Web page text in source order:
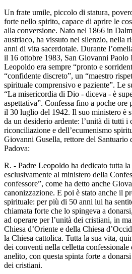
Un frate umile, piccolo di statura,
forte nello spirito, capace di aprire le
alla conversione. Nato nel 1866 in
austriaco, ha vissuto nel silenzio, nella
anni di vita sacerdotale. Durante
il 16 ottobre 1983, San Giovanni Paolo
Leopoldo era sempre “pronto e
“confidente discreto”, un “maestro
spirituale comprensivo e paziente”. Le
“La misericordia di Dio - diceva - è
aspettativa”. Confessa fino a poche ore
il 30 luglio del 1942. Il suo ministero è
da un desiderio ardente: l’unità di tutti i
riconciliazione e dell’ecumenismo
Giovanni Gusella, rettore del Santuario
Padova:
R. - Padre Leopoldo ha dedicato tutta la
esclusivamente al ministero della
confessore”, come ha detto anche
canonizzazione. E poi è stato anche il
spirituale: per più di 50 anni lui ha
chiamata forte che lo spingeva a
ad operare per l’unità dei cristiani, in
Chiesa d’Oriente e della Chiesa
la Chiesa cattolica. Tutta la sua vita,
dei conventi nella celletta confessionale
anelito, con questa spinta forte a
dei cristiani.